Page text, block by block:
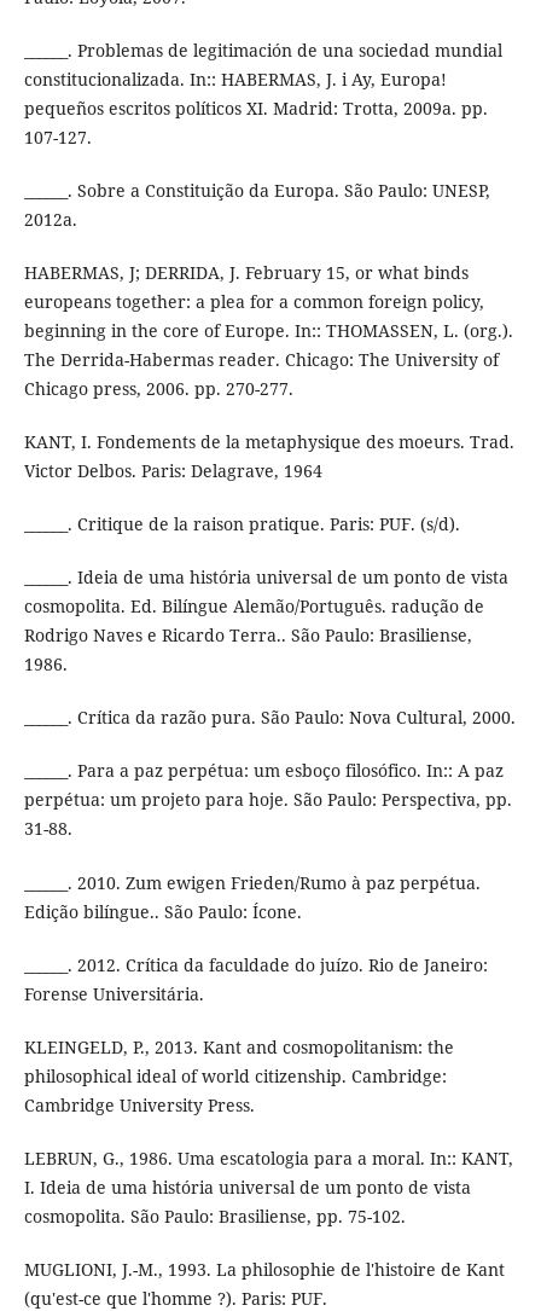
______. Problemas de legitimación de una sociedad mundial
constitucionalizada. In:: HABERMAS, J. i Ay, Europa!
pequeños escritos políticos XI. Madrid: Trotta, 2009a. pp.
107-127.
______. Sobre a Constituição da Europa. São Paulo: UNESP,
2012a.
HABERMAS, J; DERRIDA, J. February 15, or what binds
europeans together: a plea for a common foreign policy,
beginning in the core of Europe. In:: THOMASSEN, L. (org.).
The Derrida-Habermas reader. Chicago: The University of
Chicago press, 2006. pp. 270-277.
KANT, I. Fondements de la metaphysique des moeurs. Trad.
Victor Delbos. Paris: Delagrave, 1964
______. Critique de la raison pratique. Paris: PUF. (s/d).
______. Ideia de uma história universal de um ponto de vista
cosmopolita. Ed. Bilíngue Alemão/Português. radução de
Rodrigo Naves e Ricardo Terra.. São Paulo: Brasiliense,
1986.
______. Crítica da razão pura. São Paulo: Nova Cultural, 2000.
______. Para a paz perpétua: um esboço filosófico. In:: A paz
perpétua: um projeto para hoje. São Paulo: Perspectiva, pp.
31-88.
______. 2010. Zum ewigen Frieden/Rumo à paz perpétua.
Edição bilíngue.. São Paulo: Ícone.
______. 2012. Crítica da faculdade do juízo. Rio de Janeiro:
Forense Universitária.
KLEINGELD, P., 2013. Kant and cosmopolitanism: the
philosophical ideal of world citizenship. Cambridge:
Cambridge University Press.
LEBRUN, G., 1986. Uma escatologia para a moral. In:: KANT,
I. Ideia de uma história universal de um ponto de vista
cosmopolita. São Paulo: Brasiliense, pp. 75-102.
MUGLIONI, J.-M., 1993. La philosophie de l'histoire de Kant
(qu'est-ce que l'homme ?). Paris: PUF.